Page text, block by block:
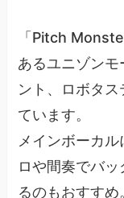
「Pitch
あるユニゾン
ント、ロボタ
ています。
メインボーカ
ロや間奏でバ
るのもおすすめ